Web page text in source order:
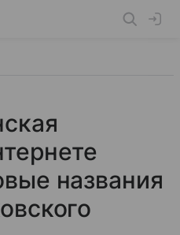
названия